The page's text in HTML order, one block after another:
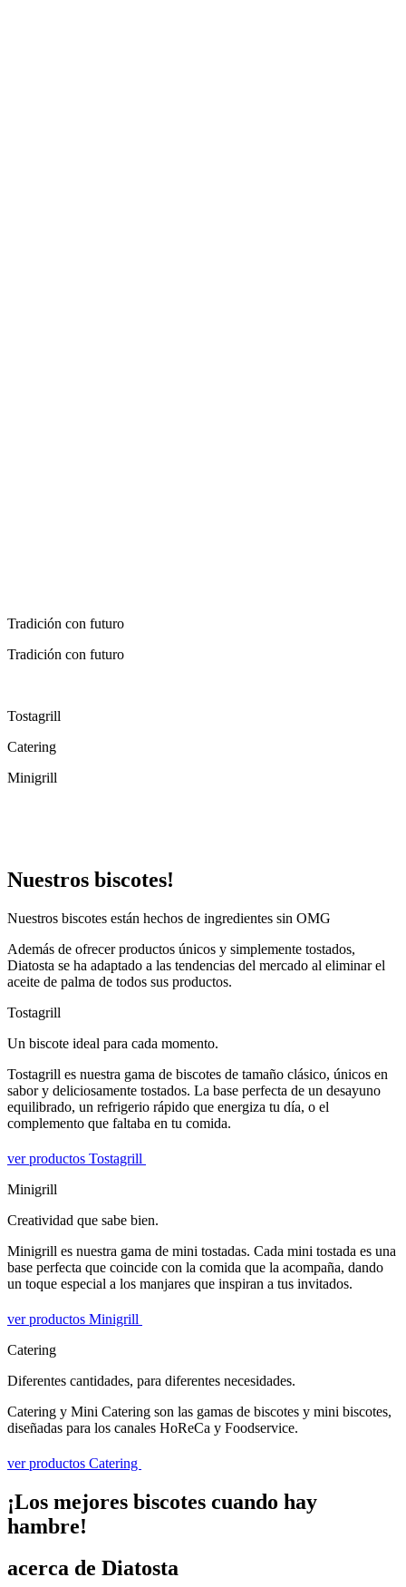
Tradición con futuro
Tradición con futuro
Tostagrill
Catering
Minigrill
Nuestros biscotes!
Nuestros biscotes están hechos de ingredientes sin OMG
Además de ofrecer productos únicos y simplemente tostados,
Diatosta se ha adaptado a las tendencias del mercado al eliminar el
aceite de palma de todos sus productos.
Tostagrill
Un biscote ideal para cada momento.
Tostagrill es nuestra gama de biscotes de tamaño clásico, únicos en
sabor y deliciosamente tostados. La base perfecta de un desayuno
equilibrado, un refrigerio rápido que energiza tu día, o el
complemento que faltaba en tu comida.
ver productos Tostagrill
Minigrill
Creatividad que sabe bien.
Minigrill es nuestra gama de mini tostadas. Cada mini tostada es una
base perfecta que coincide con la comida que la acompaña, dando
un toque especial a los manjares que inspiran a tus invitados.
ver productos Minigrill
Catering
Diferentes cantidades, para diferentes necesidades.
Catering y Mini Catering son las gamas de biscotes y mini biscotes,
diseñadas para los canales HoReCa y Foodservice.
ver productos Catering
¡Los mejores biscotes cuando hay
hambre!
acerca de Diatosta